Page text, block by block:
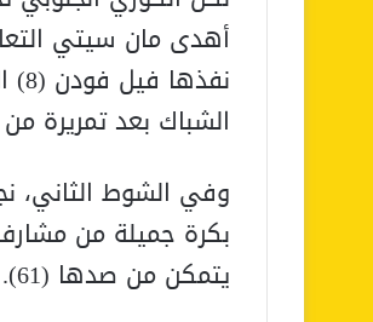
أهدى مان سيتي
الشباك بعد تمريرة من
وفي الشوط الثاني،
بكرة جميلة من
يتمكن من صدها (61).